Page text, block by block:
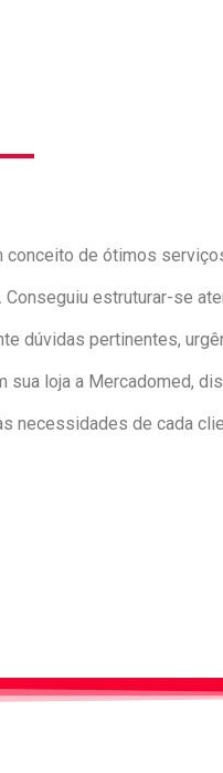
de ótimos
estruturar-se
dúvidas pertinentes,
sua loja a Mercadomed,
necessidades de cada